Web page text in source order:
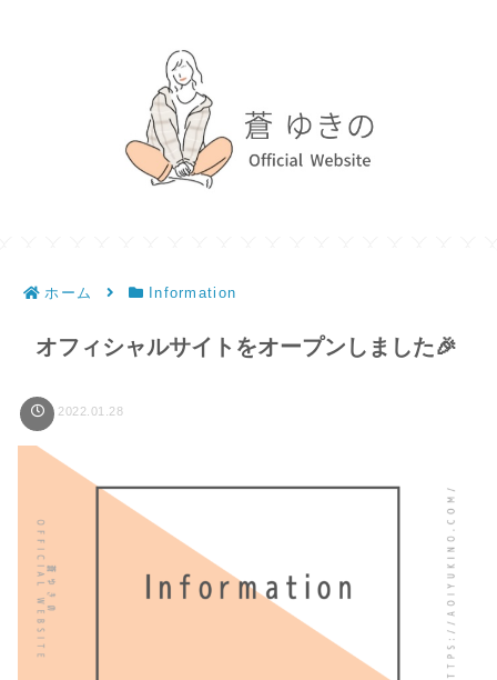
ホーム Information
オフィシャルサイトをオープンしました🎉
2022.01.28